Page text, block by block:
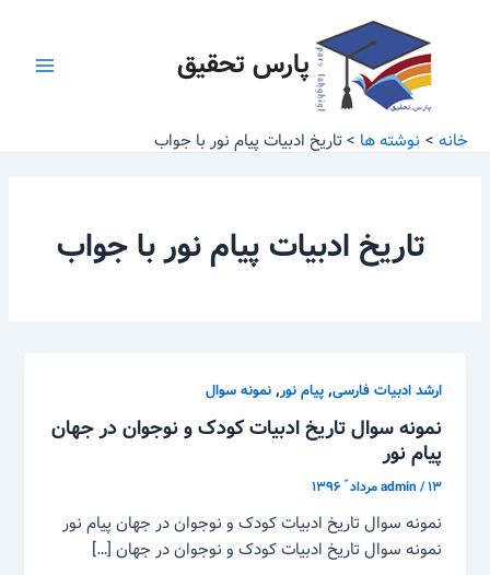
پارس تحقیق
خانه نوشته ها تاریخ ادبیات پیام نور با جواب
تاریخ ادبیات پیام نور با جواب
ارشد ادبیات فارسی,پیام نور,نمونه سوال
نمونه سوال تاریخ ادبیات کودک و نوجوان در جهان
پیام نور
admin/۱۳ مرداد ّ ۱۳۹۶
نمونه سوال تاریخ ادبیات کودک و نوجوان در جهان پیام نور
نمونه سوال تاریخ ادبیات کودک و نوجوان در جهان […]